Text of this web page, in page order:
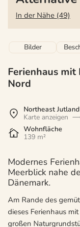
In der Nähe (49)
Bilder
Ferienhaus mit
Nord
Northeast Jutland
Karte anzeigen
Wohnfläche
139 m²
Modernes
Meerblick nahe
Dänemark.
Am Rande des
dieses Ferienhaus
großen